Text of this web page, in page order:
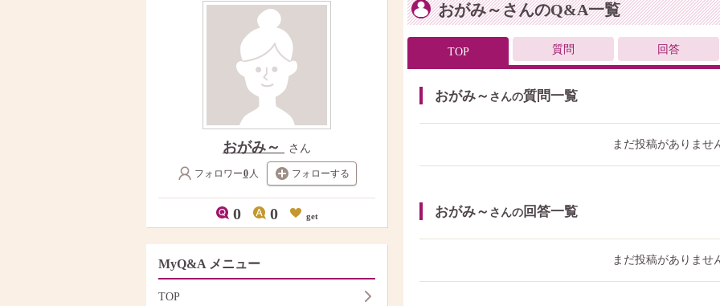
おがみ～さんのQ&A一覧
TOP 質問 回答
おがみ～ さんの質問一覧
まだ投稿がありませ
おがみ～ さんの 回答一覧
まだ投稿がありませ
おがみ～ さん
フォロワー0 人 フォローする
0 0 get
MyQ&A メニュー
TOP